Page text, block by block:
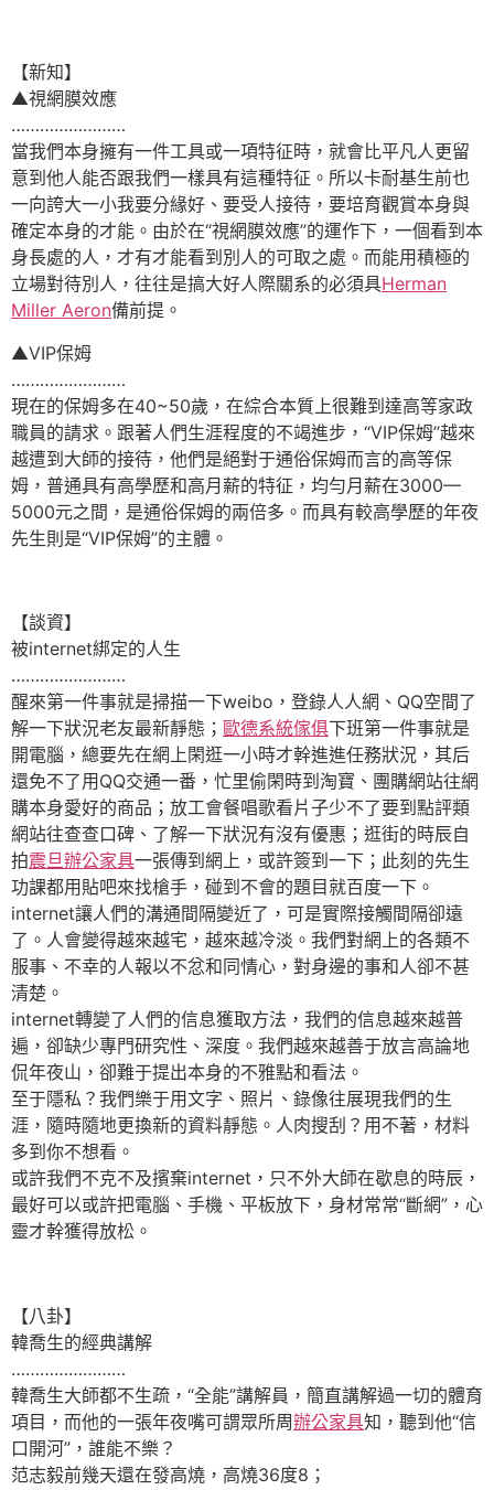
【新知】
▲視網膜效應
……………………
當我們本身擁有一件工具或一項特征時，就會比平凡人更留
意到他人能否跟我們一樣具有這種特征。所以卡耐基生前也
一向誇大一小我要分緣好、要受人接待，要培育觀賞本身與
確定本身的才能。由於在“視網膜效應”的運作下，一個看到本
身長處的人，才有才能看到別人的可取之處。而能用積極的
立場對待別人，往往是搞大好人際關系的必須具Herman
Miller Aeron備前提。
▲VIP保姆
……………………
現在的保姆多在40~50歲，在綜合本質上很難到達高等家政
職員的請求。跟著人們生涯程度的不竭進步，“VIP保姆”越來
越遭到大師的接待，他們是絕對于通俗保姆而言的高等保
姆，普通具有高學歷和高月薪的特征，均勻月薪在3000—
5000元之間，是通俗保姆的兩倍多。而具有較高學歷的年夜
先生則是“VIP保姆”的主體。
【談資】
被internet綁定的人生
……………………
醒來第一件事就是掃描一下weibo，登錄人人網、QQ空間了
解一下狀況老友最新靜態； 歐德系統傢俱下班第一件事就是
開電腦，總要先在網上閑逛一小時才幹進進任務狀況，其后
還免不了用QQ交通一番，忙里偷閑時到淘寶、團購網站往網
購本身愛好的商品；放工會餐唱歌看片子少不了要到點評類
網站往查查口碑、了解一下狀況有沒有優惠；逛街的時辰自
拍震旦辦公家具一張傳到網上，或許簽到一下；此刻的先生
功課都用貼吧來找槍手，碰到不會的題目就百度一下。
internet讓人們的溝通間隔變近了，可是實際接觸間隔卻遠
了。人會變得越來越宅，越來越冷淡。我們對網上的各類不
服事、不幸的人報以不忿和同情心，對身邊的事和人卻不甚
清楚。
internet轉變了人們的信息獲取方法，我們的信息越來越普
遍，卻缺少專門研究性、深度。我們越來越善于放言高論地
侃年夜山，卻難于提出本身的不雅點和看法。
至于隱私？我們樂于用文字、照片、錄像往展現我們的生
涯，隨時隨地更換新的資料靜態。人肉搜刮？用不著，材料
多到你不想看。
或許我們不克不及擯棄internet，只不外大師在歇息的時辰，
最好可以或許把電腦、手機、平板放下，身材常常“斷網”，心
靈才幹獲得放松。
【八卦】
韓喬生的經典講解
……………………
韓喬生大師都不生疏，“全能”講解員，簡直講解過一切的體育
項目，而他的一張年夜嘴可謂眾所周辦公家具知，聽到他“信
口開河”，誰能不樂？
范志毅前幾天還在發高燒，高燒36度8；